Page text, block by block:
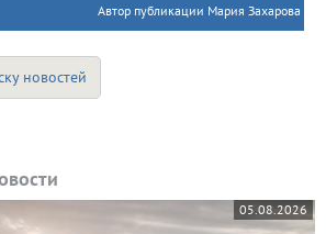
Автор публикации Мария Захарова
новостей
05.08.2026